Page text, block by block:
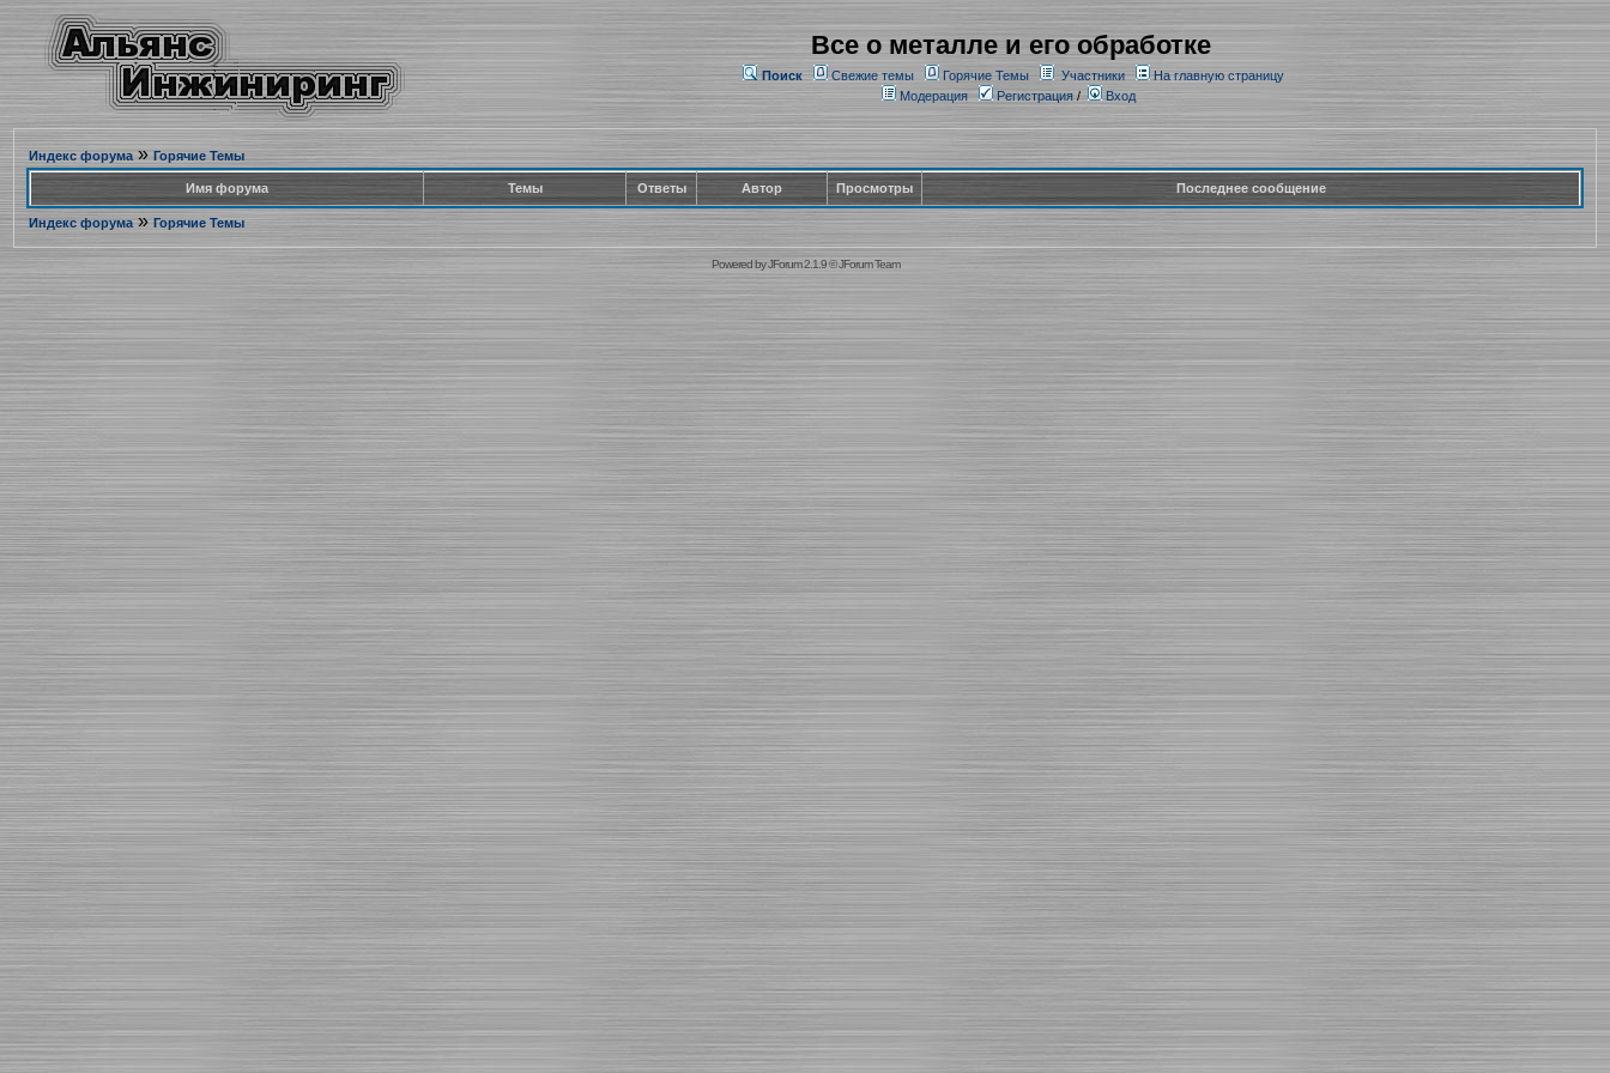
Все о металле и его обработке
Поиск Свежие темы Горячие Темы Участники
На главную страницу
Модерация
Регистрация/ Вход
Индекс форума» Горячие Темы
Имя форума Темы Ответы Автор Просмотры Последнее сообщение
Индекс форума» Горячие Темы
Powered byJForum 2.1.9©JForum Team